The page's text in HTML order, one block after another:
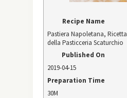
Recipe Name
Pastiera Napoletana, Ricetta
della Pasticceria Scaturchio
Published On
2019-04-15
Preparation Time
30M